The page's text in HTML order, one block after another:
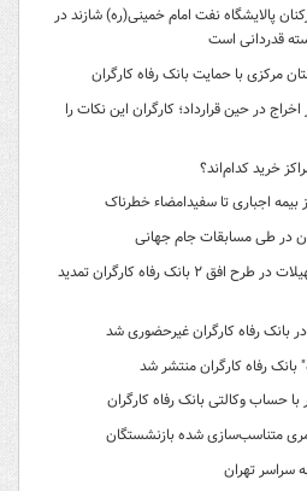
پالایشگاه نفت امام خمینی(ره) شازند در
قدردانی است
مرکزی با حمایت بانک رفاه کارگران
در حین قرارداد؛ کارگران این نکات را
خرید کدام‌اند؟
در طی مسابقات جام جهانی
مهلت افتتاح حساب و پرداخت تسهیلات در طرح افق ۲ بانک رفاه کارگران تمدید
بانک رفاه کارگران غیرحضوری شد
بانک رفاه کارگران منتشر شد
حساب وکالتی بانک رفاه کارگران
متناسب‌سازی شده بازنشستگان
سراسر تهران